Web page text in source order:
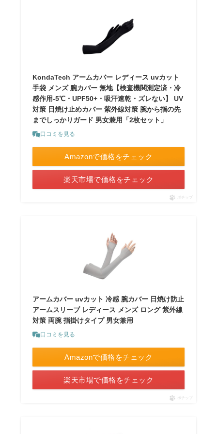
KondaTech アームカバー レディース uvカット
手袋 メンズ 腕カバー 無地【検査機関測定済・冷
感作用-5℃・UPF50+・吸汗速乾・ズレない】 UV
対策 日焼け止めカバー 紫外線対策 腕から指の先
までしっかりガード 男女兼用「2枚セット」
口コミを見る
Amazonで価格をチェック
楽天市場で価格をチェック
ポチップ
アームカバー uvカット 冷感 腕カバー 日焼け防止
アームスリーブ レディース メンズ ロング 紫外線
対策 両腕 指掛けタイプ 男女兼用
口コミを見る
Amazonで価格をチェック
楽天市場で価格をチェック
ポチップ